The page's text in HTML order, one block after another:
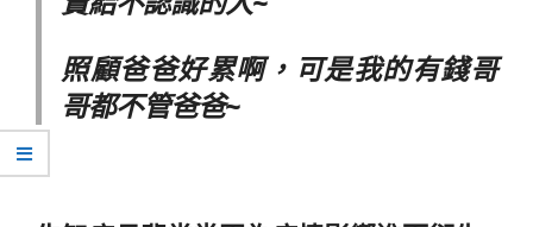
照顧爸爸好累啊，可是我的有錢哥
哥都不管爸爸~